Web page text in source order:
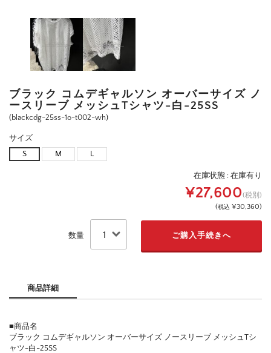
ブラック コムデギャルソン オーバーサイズ ノ
ースリーブ メッシュTシャツ-白-25SS
(blackcdg-25ss-1o-t002-wh)
サイズ
S
M L
在庫状態 : 在庫有り
¥27,600(税別)
(税込 ¥30,360)
数量
商品詳細
■商品名
ブラック コムデギャルソン オーバーサイズ ノースリーブ メッシュTシ
ャツ-白-25SS